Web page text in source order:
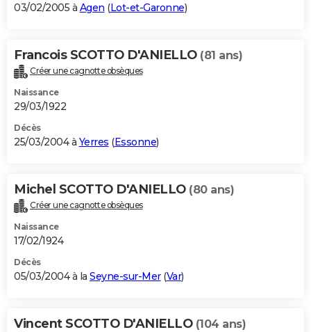
03/02/2005 à Agen (Lot-et-Garonne)
Francois SCOTTO D'ANIELLO (81 ans)
Créer une cagnotte obsèques
Naissance
29/03/1922
Décès
25/03/2004 à Yerres (Essonne)
Michel SCOTTO D'ANIELLO (80 ans)
Créer une cagnotte obsèques
Naissance
17/02/1924
Décès
05/03/2004 à la Seyne-sur-Mer(Var)
Vincent SCOTTO D'ANIELLO (104 ans)